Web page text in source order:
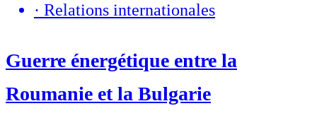
· Relations internationales
Guerre énergétique entre la
Roumanie et la Bulgarie